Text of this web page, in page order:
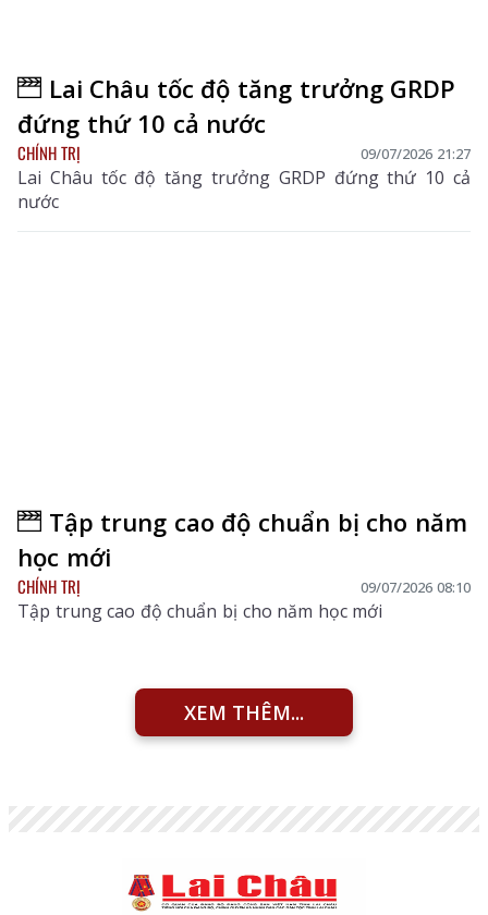
Lai Châu tốc độ tăng trưởng GRDP
đứng thứ 10 cả nước
CHÍNH TRỊ 09/07/2026 21:27
Lai Châu tốc độ tăng trưởng GRDP đứng thứ 10 cả
nước
Tập trung cao độ chuẩn bị cho năm
học mới
CHÍNH TRỊ 09/07/2026 08:10
Tập trung cao độ chuẩn bị cho năm học mới
XEM THÊM...